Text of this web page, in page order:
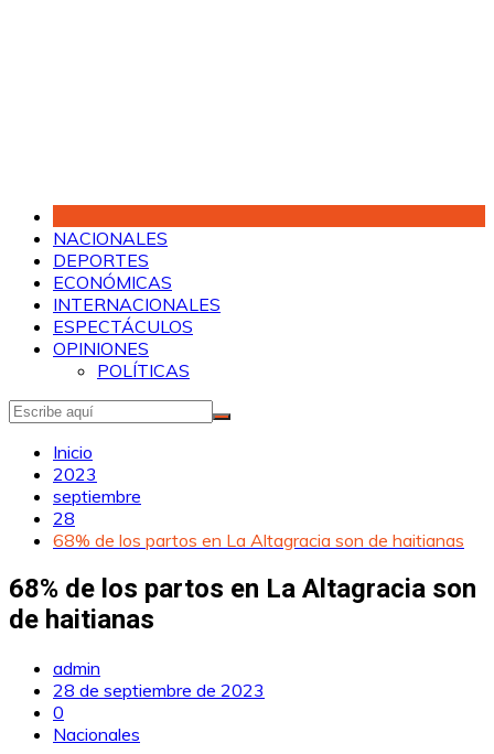
NACIONALES
DEPORTES
ECONÓMICAS
INTERNACIONALES
ESPECTÁCULOS
OPINIONES
POLÍTICAS
Inicio
2023
septiembre
28
68% de los partos en La Altagracia son de haitianas
68% de los partos en La Altagracia son
de haitianas
admin
28 de septiembre de 2023
0
Nacionales